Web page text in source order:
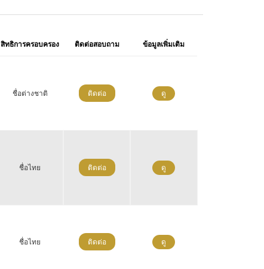
สิทธิการครอบครอง ติดต่อสอบถาม ข้อมูลเพิ่มเติม
ชื่อต่างชาติ ติดต่อ ดู
ชื่อไทย ติดต่อ ดู
ชื่อไทย ติดต่อ ดู